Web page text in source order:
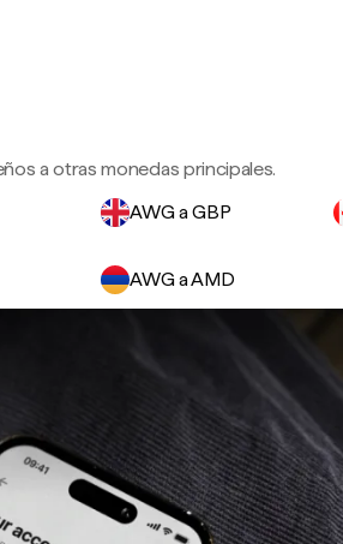
a otras monedas principales.
AWG a GBP
AWG a AMD